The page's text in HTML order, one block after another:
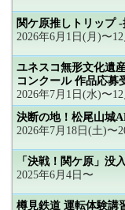
関ケ原推しトリップ
2026年6月1日(月)〜
ユネスコ無形文化遺
コンクール 作品応募
2026年7月1日(水)〜
決断の地！松尾山城
2026年7月18日(土)〜
「決戦！関ケ原」没
2025年6月4日〜
樽見鉄道 運転体験講